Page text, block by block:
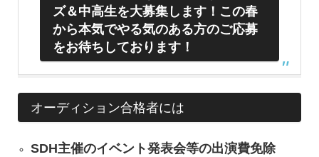
ズ＆中高生を大募集します！この春
から本気でやる気のある方のご応募
をお待ちしております！
オーディション合格者には
SDH主催のイベント発表会等の出演費免除